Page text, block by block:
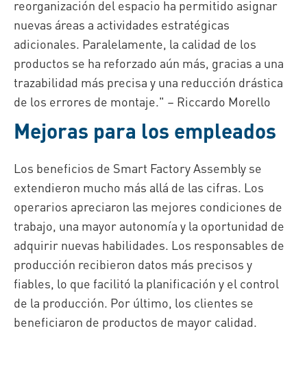
reorganización del espacio ha permitido asignar
nuevas áreas a actividades estratégicas
adicionales. Paralelamente, la calidad de los
productos se ha reforzado aún más, gracias a una
trazabilidad más precisa y una reducción drástica
de los errores de montaje." – Riccardo Morello
Mejoras para los empleados
Los beneficios de Smart Factory Assembly se
extendieron mucho más allá de las cifras. Los
operarios apreciaron las mejores condiciones de
trabajo, una mayor autonomía y la oportunidad de
adquirir nuevas habilidades. Los responsables de
producción recibieron datos más precisos y
fiables, lo que facilitó la planificación y el control
de la producción. Por último, los clientes se
beneficiaron de productos de mayor calidad.